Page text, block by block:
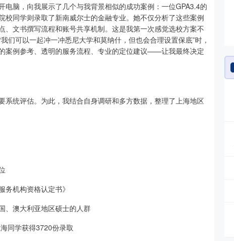
脑，向我展示了几个与我背景相似的成功案例：一位GPA3.4的
同学则录取了新南威尔士的金融专业。她不仅分析了这些案例
文书撰写流程和账号共享机制。这是我第一次感觉选校方案不
们可以一起冲一冲悉尼大学和莫纳什，但也会合理设置保底”时，
例参考、透明的服务流程、专业的定位建议——让我最终决定
统评估。为此，我结合自身调研和多方数据，整理了上海地区
机构资格认定书》
、澳大利亚地区硕士的人群
同学获得3720份录取